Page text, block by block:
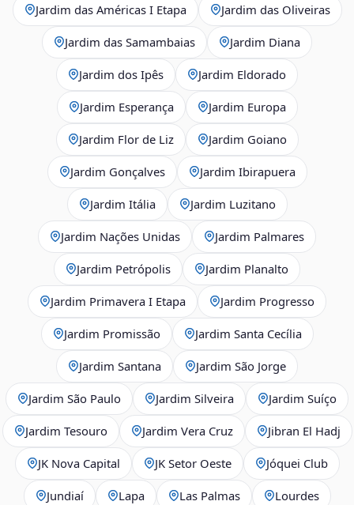
Jardim das Américas I Etapa Jardim das Oliveiras
Jardim das Samambaias Jardim Diana
Jardim dos Ipês Jardim Eldorado
Jardim Esperança Jardim Europa
Jardim Flor de Liz Jardim Goiano
Jardim Gonçalves Jardim Ibirapuera
Jardim Itália Jardim Luzitano
Jardim Nações Unidas Jardim Palmares
Jardim Petrópolis Jardim Planalto
Jardim Primavera I Etapa Jardim Progresso
Jardim Promissão Jardim Santa Cecília
Jardim Santana Jardim São Jorge
Jardim São Paulo Jardim Silveira Jardim Suíço
Jardim Tesouro Jardim Vera Cruz Jibran El Hadj
JK Nova Capital JK Setor Oeste Jóquei Club
Jundiaí Lapa Las Palmas Lourdes